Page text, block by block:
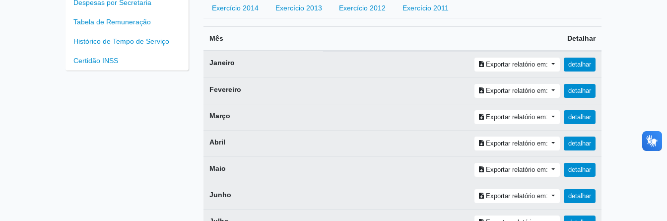
Despesas por Secretaria
Tabela de Remuneração
Histórico de Tempo de Serviço
Certidão INSS
Exercício 2014 Exercício 2013 Exercício 2012 Exercício 2011
Mês Detalhar
Janeiro Exportar relatório em: detalhar
Fevereiro Exportar relatório em: detalhar
Março Exportar relatório em: detalhar
Abril Exportar relatório em: detalhar
Maio Exportar relatório em: detalhar
Junho Exportar relatório em: detalhar